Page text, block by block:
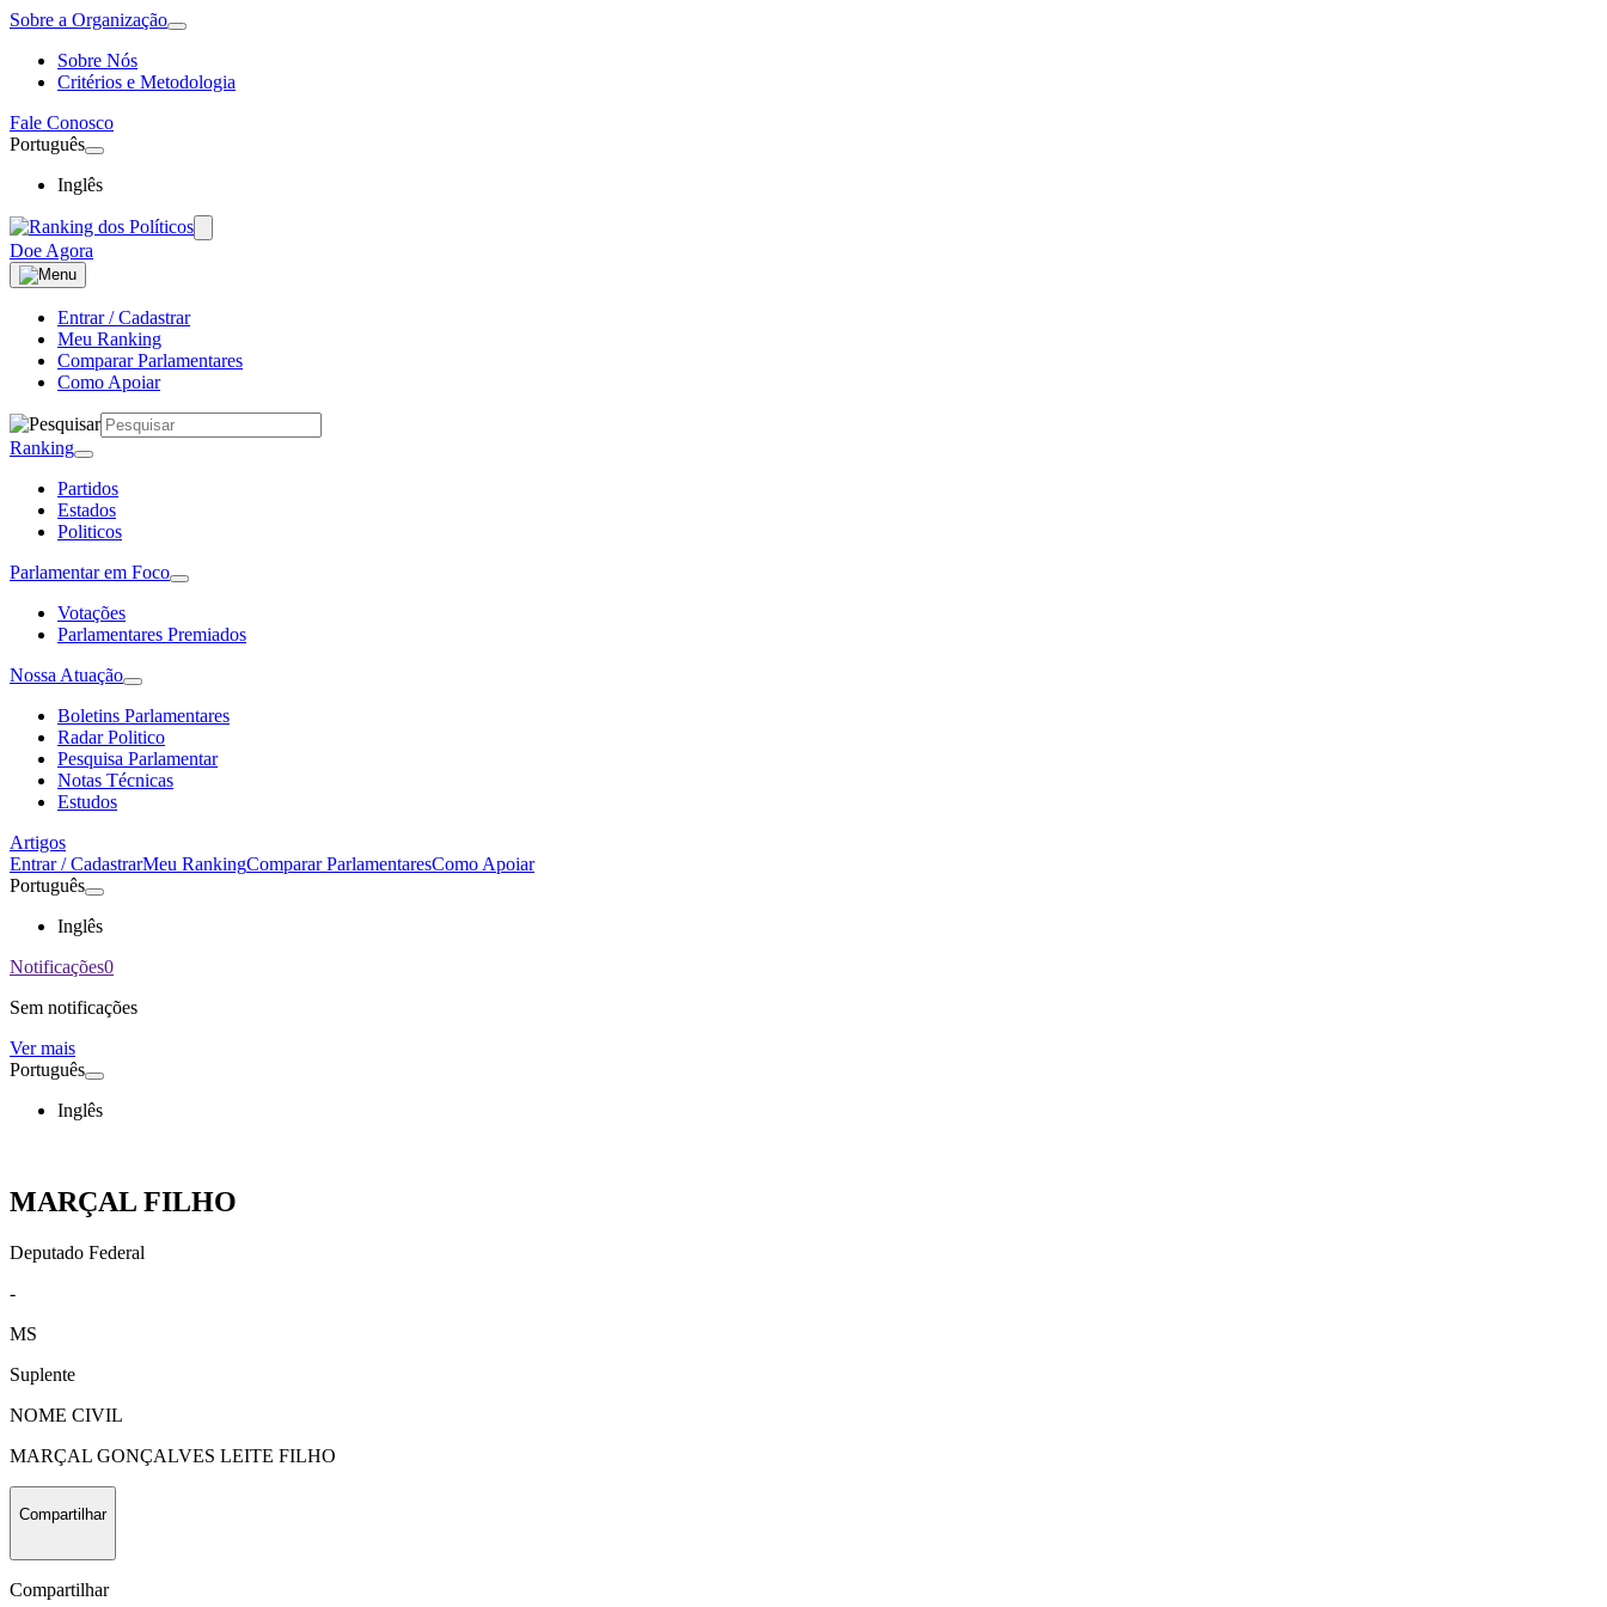
Sobre a Organização
Sobre Nós
Critérios e Metodologia
Fale Conosco
Português
Inglês
Doe Agora
Entrar / Cadastrar
Meu Ranking
Comparar Parlamentares
Como Apoiar
Ranking
Partidos
Estados
Politicos
Parlamentar em Foco
Votações
Parlamentares Premiados
Nossa Atuação
Boletins Parlamentares
Radar Politico
Pesquisa Parlamentar
Notas Técnicas
Estudos
Artigos
Entrar / CadastrarMeu RankingComparar ParlamentaresComo Apoiar
Português
Inglês
Notificações0
Sem notificações
Ver mais
Português
Inglês
MARÇAL FILHO
Deputado Federal
-
MS
Suplente
NOME CIVIL
MARÇAL GONÇALVES LEITE FILHO
Compartilhar
Compartilhar